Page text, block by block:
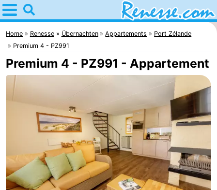
Home
Renesse
Tipps
Für
Appartements
Port
Greve
-
Zeeuwse
Campingplätze
Home Renesse Übernachten Appartements
Port Zélande
Premium 4 - PZ991
Premium 4 - PZ991 - Appartement